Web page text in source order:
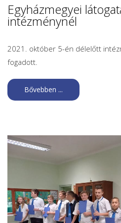
Egyházmegyei
intézménynél
2021. október 5-én délelőtt
fogadott.
Bővebben ...